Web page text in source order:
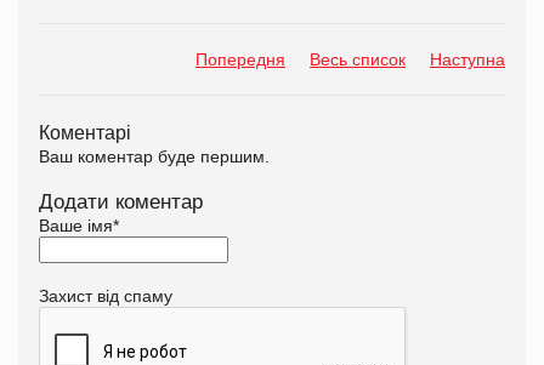
Попередня Весь список Наступна
Коментарі
Ваш коментар буде першим.
Додати коментар
Ваше імя*
Захист від спаму